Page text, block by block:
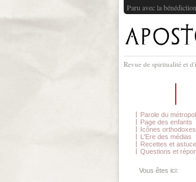
Paru avec la
Revue de spiritualité et
Parole du
Page des enfants
Icônes orthodoxes
L'Ere des médias
Recettes et
Questions et
Vous êtes ici: